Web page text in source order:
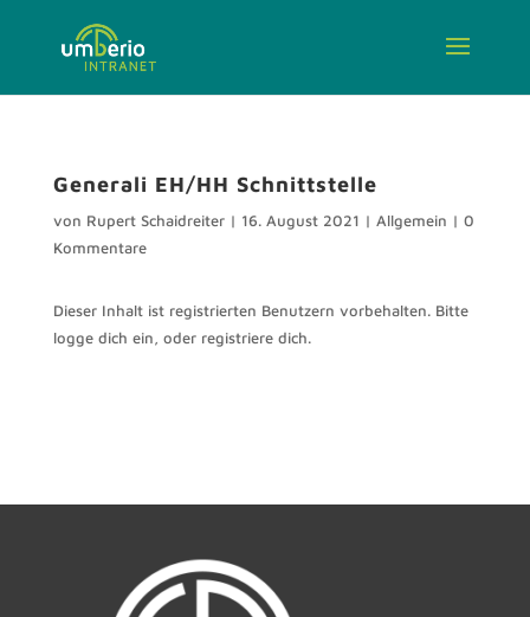
Generali EH/HH Schnittstelle
von Rupert Schaidreiter| 16. August 2021 | Allgemein | 0
Kommentare
Dieser Inhalt ist registrierten Benutzern vorbehalten. Bitte
logge dich ein, oder registriere dich.